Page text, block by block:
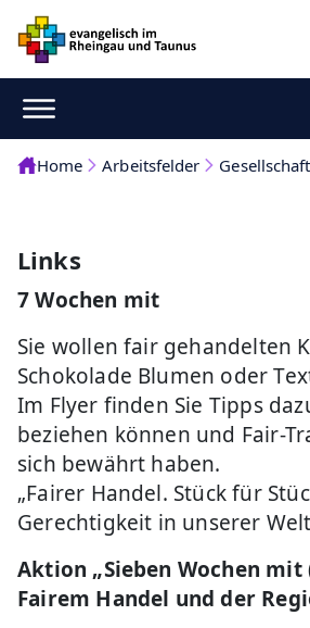
Home Arbeitsfelder
Links
7 Wochen mit
Sie wollen fair gehandelten
Schokolade Blumen oder
Im Flyer finden Sie Tipps
beziehen können und Fair-
sich bewährt haben.
„Fairer Handel. Stück für
Gerechtigkeit in unserer
Aktion „Sieben Wochen
Fairem Handel und der